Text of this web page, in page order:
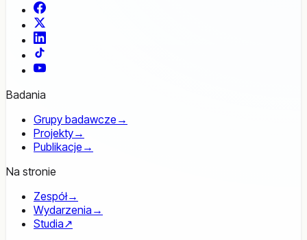
Facebook
YouTube
Badania
Grupy badawcze →
Projekty→
Publikacje →
Na stronie
Zespół→
Wydarzenia →
Studia↗